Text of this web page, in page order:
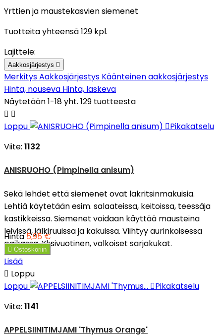
Yrttien ja maustekasvien siemenet
Tuotteita yhteensä 129 kpl.
Lajittele:
Aakkosjärjestys 
MerkitysAakkosjärjestys Käänteinen aakkosjärjestys
Hinta, nouseva Hinta, laskeva
Näytetään 1-18 yht. 129 tuotteesta
 
Loppu
Pikakatselu
Viite: 1132
ANISRUOHO (Pimpinella anisum)
Sekä lehdet että siemenet ovat lakritsinmakuisia.
Lehtiä käytetään esim. salaateissa, keitoissa, teessäja
kastikkeissa. Siemenet voidaan käyttää mausteina
leivissä, jälkiruuissa ja kakuissa. Viihtyy aurinkoisessa
paikassa. Yksivuotinen, valkoiset sarjakukat.
Hinta 5,95 €
 Ostoskoriin
Lisää
 Loppu
Loppu
Pikakatselu
Viite: 1141
APPELSIINITIMJAMI 'Thymus Orange'